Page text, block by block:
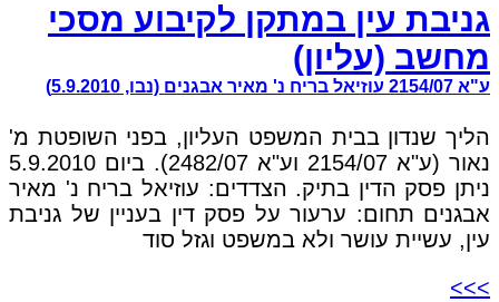
גניבת עין במתקן לקיבוע מסכי
מחשב (עליון)
ע"א 2154/07 עוזיאל בריח נ' מאיר אבגנים (נבו, 5.9.2010)
הליך שנדון בבית המשפט העליון, בפני השופטת מ'
נאור (ע"א 2154/07 וע"א 2482/07). ביום 5.9.2010
ניתן פסק הדין בתיק. הצדדים: עוזיאל בריח נ' מאיר
אבגנים תחום: ערעור על פסק דין בעניין של גניבת
עין, עשיית עושר ולא במשפט וגזל סוד
>>>